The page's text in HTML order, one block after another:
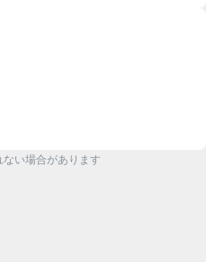
い場合があります